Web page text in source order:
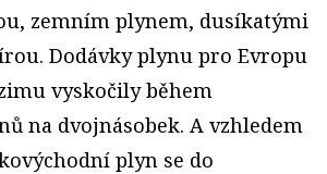
zemním plynem, dusíkatými
Dodávky plynu pro Evropu
vyskočily během
na dvojnásobek. A vzhledem
plyn se do